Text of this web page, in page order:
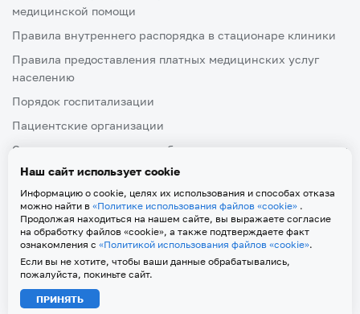
медицинской помощи
Правила внутреннего распорядка в стационаре клиники
Правила предоставления платных медицинских услуг
населению
Порядок госпитализации
Пациентские организации
Ознакомление пациента либо его законного представителя
с медицинской документацией, отражающей состояние
2026 © Клиника и Поликлиника ФГБОУ ВО Тверского ГМУ
Политика обработки персональных данных
Политика использования файлов «cookie»
Наш сайт использует cookie
Информацию о cookie, целях их использования и способах отказа
можно найти в «Политике использования файлов «cookie» .
Продолжая находиться на нашем сайте, вы выражаете согласие
на обработку файлов «cookie», а также подтверждаете факт
ознакомления с «Политикой использования файлов «cookie».
Если вы не хотите, чтобы ваши данные обрабатывались,
пожалуйста, покиньте сайт.
ПРИНЯТЬ